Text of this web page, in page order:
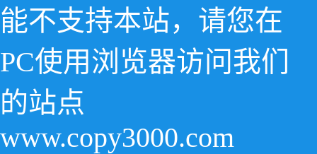
能不支持本站，请您在
PC使用浏览器访问我们
的站点
www.copy3000.com